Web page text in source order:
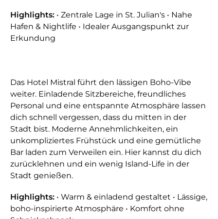
Highlights: • Zentrale Lage in St. Julian's • Nahe
Hafen & Nightlife • Idealer Ausgangspunkt zur
Erkundung
Das Hotel Mistral führt den lässigen Boho-Vibe
weiter. Einladende Sitzbereiche, freundliches
Personal und eine entspannte Atmosphäre lassen
dich schnell vergessen, dass du mitten in der
Stadt bist. Moderne Annehmlichkeiten, ein
unkompliziertes Frühstück und eine gemütliche
Bar laden zum Verweilen ein. Hier kannst du dich
zurücklehnen und ein wenig Island-Life in der
Stadt genießen.
Highlights: • Warm & einladend gestaltet • Lässige,
boho-inspirierte Atmosphäre • Komfort ohne